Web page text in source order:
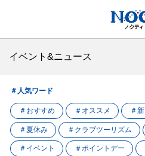
イベント&ニュース
＃人気ワード
＃おすすめ ＃オススメ ＃
＃夏休み ＃クラブツーリズム
＃イベント ＃ポイントデー